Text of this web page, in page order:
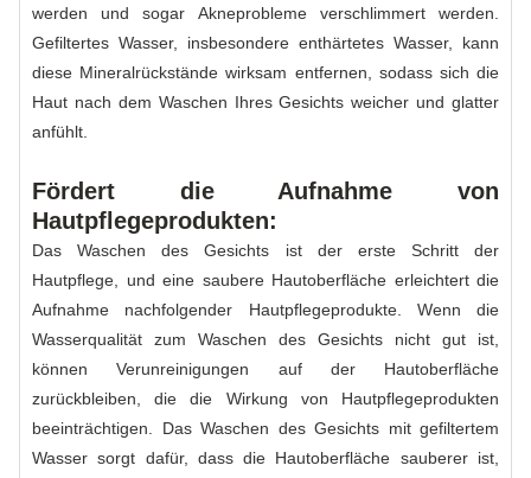
werden und sogar Akneprobleme verschlimmert werden.
Gefiltertes Wasser, insbesondere enthärtetes Wasser, kann
diese Mineralrückstände wirksam entfernen, sodass sich die
Haut nach dem Waschen Ihres Gesichts weicher und glatter
anfühlt.
Fördert die Aufnahme von
Hautpflegeprodukten:
Das Waschen des Gesichts ist der erste Schritt der
Hautpflege, und eine saubere Hautoberfläche erleichtert die
Aufnahme nachfolgender Hautpflegeprodukte. Wenn die
Wasserqualität zum Waschen des Gesichts nicht gut ist,
können Verunreinigungen auf der Hautoberfläche
zurückbleiben, die die Wirkung von Hautpflegeprodukten
beeinträchtigen. Das Waschen des Gesichts mit gefiltertem
Wasser sorgt dafür, dass die Hautoberfläche sauberer ist,